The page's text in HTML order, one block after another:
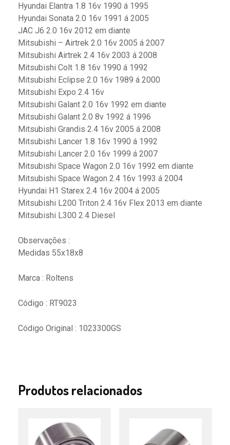
Hyundai Elantra 1.8 16v 1990 á 1995
Hyundai Sonata 2.0 16v 1991 á 2005
JAC J6 2.0 16v 2012 em diante
Mitsubishi – Airtrek 2.0 16v 2005 á 2007
Mitsubishi Airtrek 2.4 16v 2003 á 2008
Mitsubishi Colt 1.8 16v 1990 á 1992
Mitsubishi Eclipse 2.0 16v 1989 á 2000
Mitsubishi Expo 2.4 16v
Mitsubishi Galant 2.0 16v 1992 em diante
Mitsubishi Galant 2.0 8v 1992 á 1996
Mitsubishi Grandis 2.4 16v 2005 á 2008
Mitsubishi Lancer 1.8 16v 1990 á 1992
Mitsubishi Lancer 2.0 16v 1999 á 2007
Mitsubishi Space Wagon 2.0 16v 1992 em diante
Mitsubishi Space Wagon 2.4 16v 1993 á 2004
Hyundai H1 Starex 2.4 16v 2004 á 2005
Mitsubishi L200 Triton 2.4 16v Flex 2013 em diante
Mitsubishi L300 2.4 Diesel
Observações :
Medidas 55x18x8
Marca : Roltens
Código : RT9023
Código Original : 1023300GS
Produtos relacionados